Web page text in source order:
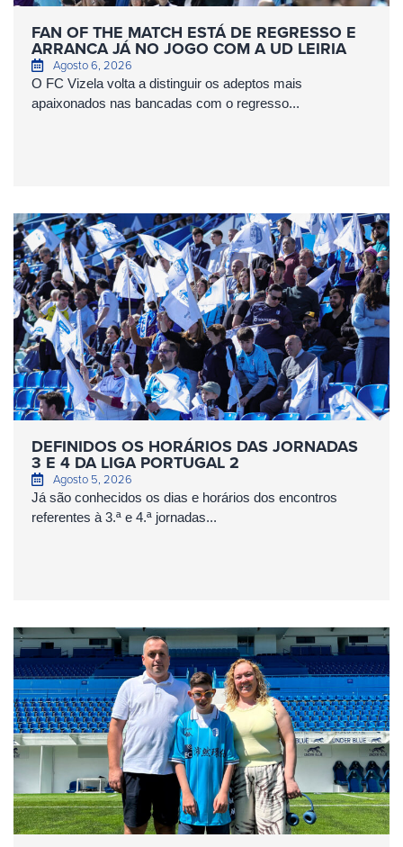
FAN OF THE MATCH ESTÁ DE REGRESSO E
ARRANCA JÁ NO JOGO COM A UD LEIRIA
Agosto 6, 2026
O FC Vizela volta a distinguir os adeptos mais
apaixonados nas bancadas com o regresso...
DEFINIDOS OS HORÁRIOS DAS JORNADAS
3 E 4 DA LIGA PORTUGAL 2
Agosto 5, 2026
Já são conhecidos os dias e horários dos encontros
referentes à 3.ª e 4.ª jornadas...